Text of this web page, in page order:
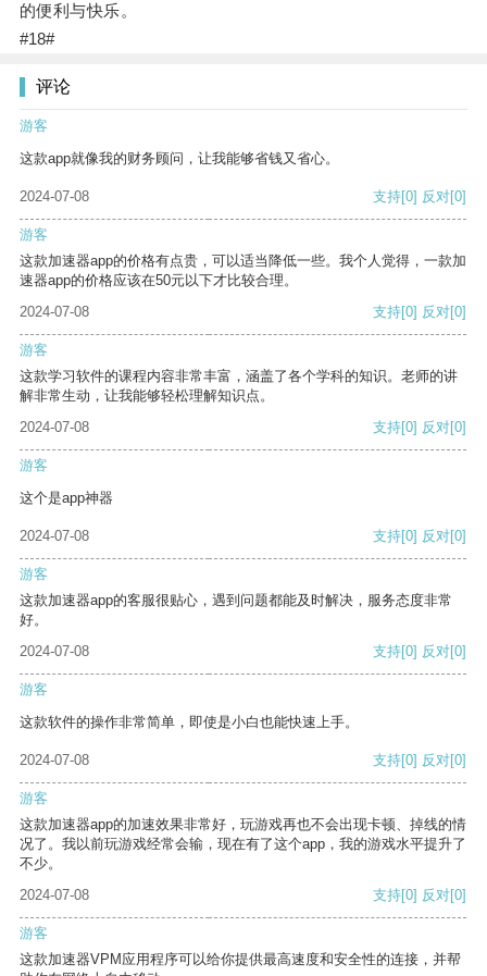
的便利与快乐。
#18#
评论
游客
这款app就像我的财务顾问，让我能够省钱又省心。
2024-07-08 支持[0] 反对[0]
游客
这款加速器app的价格有点贵，可以适当降低一些。我个人觉得，一款加
速器app的价格应该在50元以下才比较合理。
2024-07-08
支持[0] 反对[0]
游客
这款学习软件的课程内容非常丰富，涵盖了各个学科的知识。老师的讲
解非常生动，让我能够轻松理解知识点。
2024-07-08
支持[0] 反对[0]
游客
这个是app神器
2024-07-08 支持[0] 反对[0]
游客
这款加速器app的客服很贴心，遇到问题都能及时解决，服务态度非常
好。
2024-07-08
支持[0] 反对[0]
游客
这款软件的操作非常简单，即使是小白也能快速上手。
2024-07-08 支持[0] 反对[0]
游客
这款加速器app的加速效果非常好，玩游戏再也不会出现卡顿、掉线的情
况了。我以前玩游戏经常会输，现在有了这个app，我的游戏水平提升了
不少。
2024-07-08
支持[0] 反对[0]
游客
这款加速器VPM应用程序可以给你提供最高速度和安全性的连接，并帮